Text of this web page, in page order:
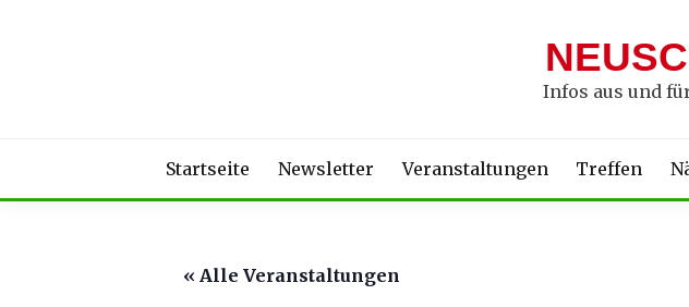
Infos aus und
Startseite Newsletter Veranstaltungen Treffen
« Alle Veranstaltungen